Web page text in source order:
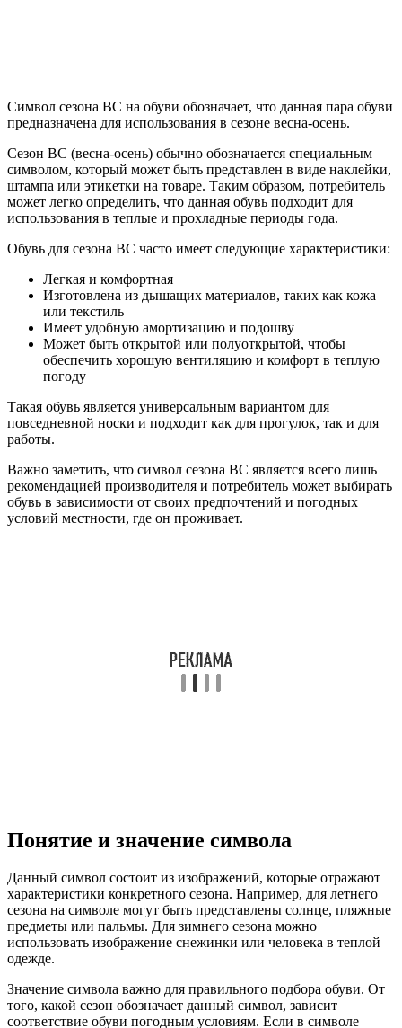
Символ сезона ВС на обуви обозначает, что данная пара обуви
предназначена для использования в сезоне весна-осень.
Сезон ВС (весна-осень) обычно обозначается специальным
символом, который может быть представлен в виде наклейки,
штампа или этикетки на товаре. Таким образом, потребитель
может легко определить, что данная обувь подходит для
использования в теплые и прохладные периоды года.
Обувь для сезона ВС часто имеет следующие характеристики:
Легкая и комфортная
Изготовлена из дышащих материалов, таких как кожа
или текстиль
Имеет удобную амортизацию и подошву
Может быть открытой или полуоткрытой, чтобы
обеспечить хорошую вентиляцию и комфорт в теплую
погоду
Такая обувь является универсальным вариантом для
повседневной носки и подходит как для прогулок, так и для
работы.
Важно заметить, что символ сезона ВС является всего лишь
рекомендацией производителя и потребитель может выбирать
обувь в зависимости от своих предпочтений и погодных
условий местности, где он проживает.
Понятие и значение символа
Данный символ состоит из изображений, которые отражают
характеристики конкретного сезона. Например, для летнего
сезона на символе могут быть представлены солнце, пляжные
предметы или пальмы. Для зимнего сезона можно
использовать изображение снежинки или человека в теплой
одежде.
Значение символа важно для правильного подбора обуви. От
того, какой сезон обозначает данный символ, зависит
соответствие обуви погодным условиям. Если в символе